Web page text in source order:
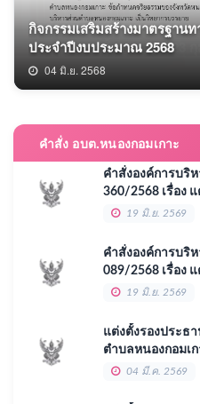
โครงการวัด ประชา รัฐ สร้างสุ
02 มิ.ย. 2569
กิจกรรมเสริมสร้างมาตรฐาน
ประจำปีงบประมาณ 2568
04 มิ.ย. 2568
23 ก.พ. 2569
จัดกิจกรรมขับเคลื่อน “โครง
ครั้งที่ 4
02 ธ.ค. 2568
30 ส.ค. 2568
โครงการวัด ประชา รัฐ สร้า
เจริญจิตภาวนา
08 ส.ค. 2568
โครงการ วัด ประชา รัฐ สร้า
ปายะสู่วัดด้วยวิถี 5 ส. Big
08 ส.ค. 2568
ร่วมพิธีเจริญพระพุทธมนต์ เจ
เฉลิมพระเกียรติ และถวายเป็
เฉลิมพระชนมพรรษาของพระ
25 ก.ค. 2568
คำสั่ง อบต.หนองกอมเกาะ
คำสั่งองค์การบริ
360/2568 เรื่อง
19 มิ.ย. 2569
คำสั่งองค์การบริ
089/2568 เรื่อง
ราชการแทนปลัด
19 มิ.ย. 2569
แต่งตั้งรองประธ
ตำบลหนองกอมเก
04 มี.ค. 2569